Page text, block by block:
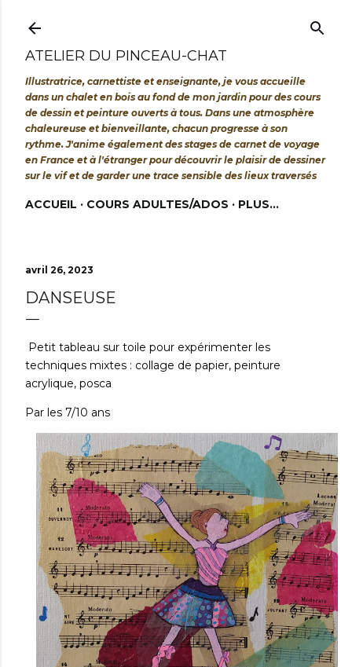
ATELIER DU PINCEAU-CHAT
Illustratrice, carnettiste et enseignante, je vous accueille
dans un chalet en bois au fond de mon jardin pour des cours
de dessin et peinture ouverts à tous. Dans une atmosphère
chaleureuse et bienveillante, chacun progresse à son
rythme. J'anime également des stages de carnet de voyage
en France et à l'étranger pour découvrir le plaisir de dessiner
sur le vif et de garder une trace sensible des lieux traversés
ACCUEIL COURS ADULTES/ADOS PLUS…
avril 26, 2023
DANSEUSE
Petit tableau sur toile pour expérimenter les
techniques mixtes : collage de papier, peinture
acrylique, posca
Par les 7/10 ans